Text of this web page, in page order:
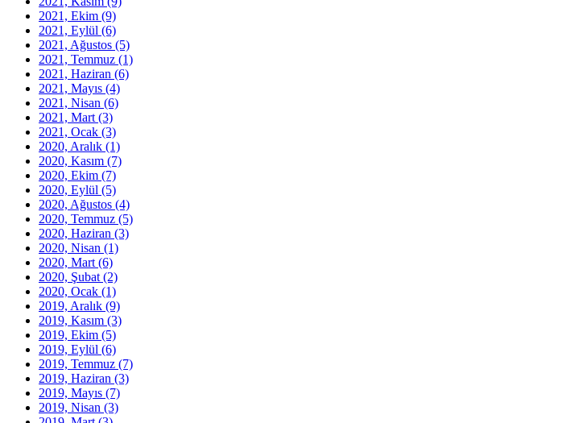
2021, Ekim (9)
2021, Eylül (6)
2021, Ağustos (5)
2021, Temmuz (1)
2021, Haziran (6)
2021, Mayıs (4)
2021, Nisan (6)
2021, Mart (3)
2021, Ocak (3)
2020, Aralık (1)
2020, Kasım (7)
2020, Ekim (7)
2020, Eylül (5)
2020, Ağustos (4)
2020, Temmuz (5)
2020, Haziran (3)
2020, Nisan (1)
2020, Mart (6)
2020, Şubat (2)
2020, Ocak (1)
2019, Aralık (9)
2019, Kasım (3)
2019, Ekim (5)
2019, Eylül (6)
2019, Temmuz (7)
2019, Haziran (3)
2019, Mayıs (7)
2019, Nisan (3)